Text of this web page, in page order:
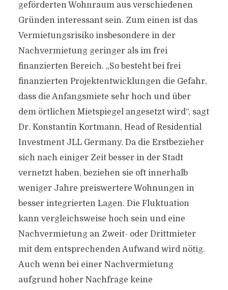
geförderten Wohnraum aus verschiedenen
Gründen interessant sein. Zum einen ist das
Vermietungsrisiko insbesondere in der
Nachvermietung geringer als im frei
finanzierten Bereich. „So besteht bei frei
finanzierten Projektentwicklungen die Gefahr,
dass die Anfangsmiete sehr hoch und über
dem örtlichen Mietspiegel angesetzt wird“, sagt
Dr. Konstantin Kortmann, Head of Residential
Investment JLL Germany. Da die Erstbezieher
sich nach einiger Zeit besser in der Stadt
vernetzt haben, beziehen sie oft innerhalb
weniger Jahre preiswertere Wohnungen in
besser integrierten Lagen. Die Fluktuation
kann vergleichsweise hoch sein und eine
Nachvermietung an Zweit- oder Drittmieter
mit dem entsprechenden Aufwand wird nötig.
Auch wenn bei einer Nachvermietung
aufgrund hoher Nachfrage keine